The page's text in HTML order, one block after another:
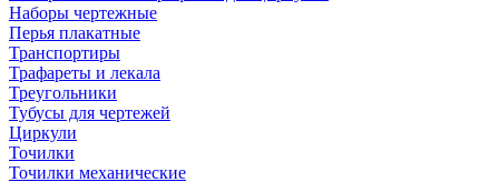
Наборы чертежные
Перья плакатные
Транспортиры
Трафареты и лекала
Треугольники
Тубусы для чертежей
Циркули
Точилки
Точилки механические